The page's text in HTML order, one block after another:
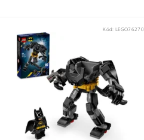
Kód:LEGO76270